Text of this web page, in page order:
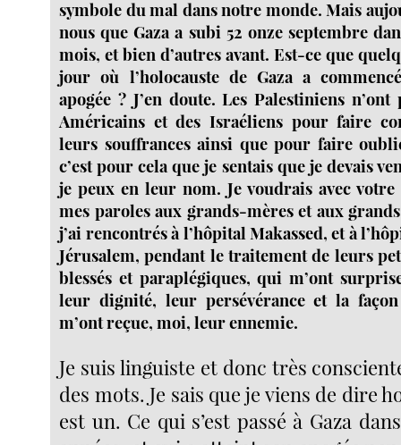
symbole du mal dans notre monde. Mais
nous que Gaza a subi 52 onze septembre
mois, et bien d’autres avant. Est-ce que
jour où l’holocauste de Gaza a
apogée ? J’en doute. Les Palestiniens
Américains et des Israéliens pour faire
leurs souffrances ainsi que pour faire
c’est pour cela que je sentais que je devais
je peux en leur nom. Je voudrais avec
mes paroles aux grands-mères et aux
j’ai rencontrés à l’hôpital Makassed, et à
Jérusalem, pendant le traitement de leurs
blessés et paraplégiques, qui m’ont
leur dignité, leur persévérance et la
m’ont reçue, moi, leur ennemie.
Je suis linguiste et donc très
des mots. Je sais que je viens de dire
est un. Ce qui s’est passé à Gaza